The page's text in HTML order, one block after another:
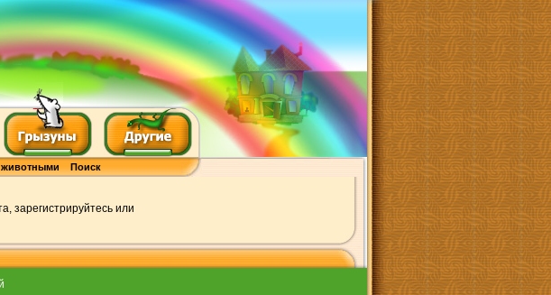
животными Поиск
зарегистрируйтесь или